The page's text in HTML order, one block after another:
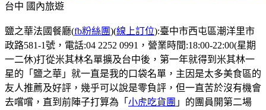
台中 國內旅遊
鹽之華法國餐廳(fb粉絲團)(線上訂位):臺中市西屯區潮洋里市
政路581-1號，電話:04 2252 0991，營業時間:18:00-22:00(星期
一二休)打從米其林名單擴及台中後，第一年就得到米其林一
星的「鹽之華」就一直是我的口袋名單，主因是太多美食區的
友人推薦及好評，幾乎可以說是零負評，但一直苦於沒有機會
去嚐嚐，直到前陣子打算為「 小虎吃貨團 」的團員開第二場